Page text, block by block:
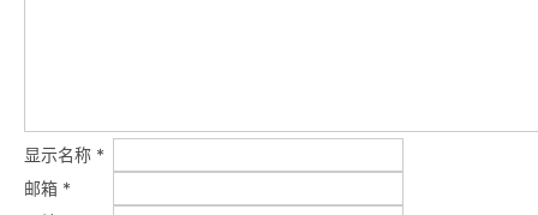
显示名称 *
邮箱 *